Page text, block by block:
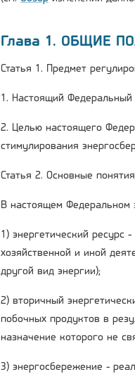
Глава 1. ОБЩИЕ
Статья 1. Предмет
1. Настоящий
2. Целью настоящего
стимулирования
Статья 2. Основные
В настоящем Федеральном
1) энергетический ресурс
хозяйственной и иной
другой вид энергии);
2) вторичный
побочных продуктов в
назначение которого не
3) энергосбережение -